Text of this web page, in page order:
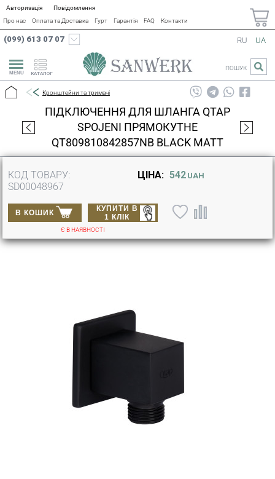
Авторизація
Повідомлення
Про нас
Оплата та Доставка Гурт Гарантія FAQ Контакти
(099) 613 07 07
КАТАЛОГ
RU UA
ПОШУК
Кронштейни та тримачі
ПІДКЛЮЧЕННЯ ДЛЯ ШЛАНГА QTAP
SPOJENI ПРЯМОКУТНЕ
QT809810842857NB BLACK MATT
КОД ТОВАРУ:
SD00048967
ЦІНА: 542 UAH
В КОШИК
КУПИТИ В
1 КЛІК
Є В НАЯВНОСТІ